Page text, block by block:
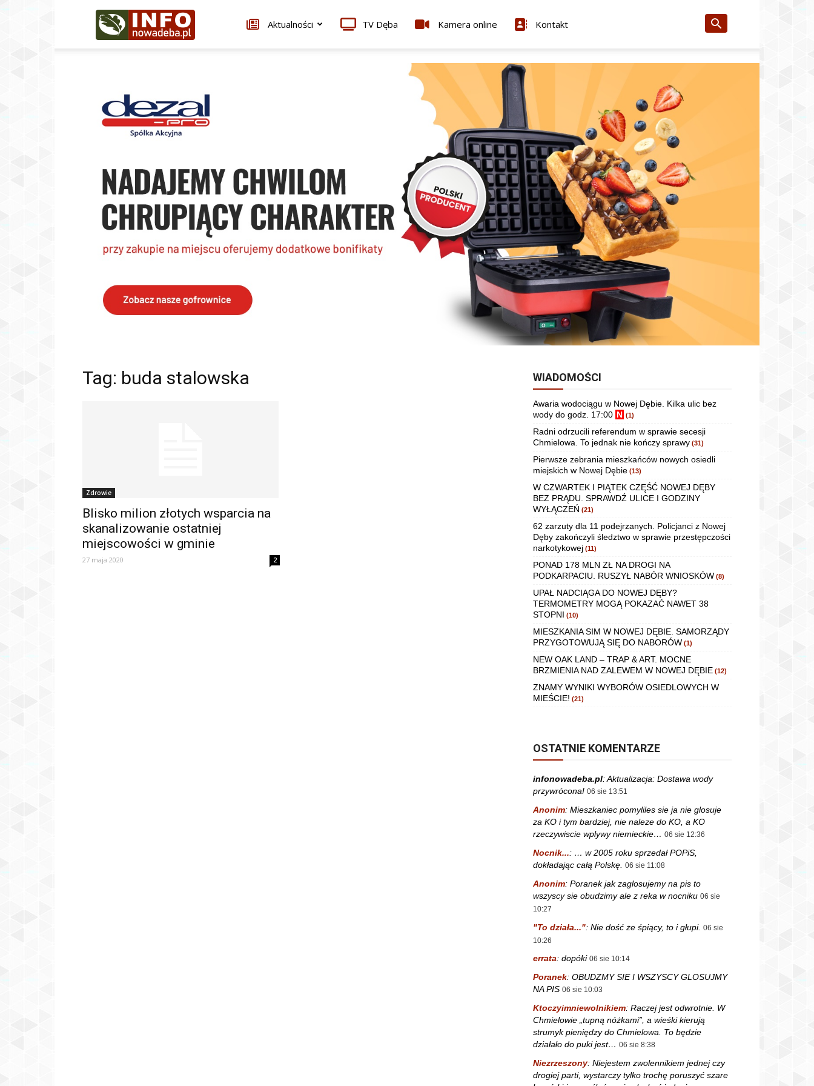
Infonowadeba.pl Aktualności TV Dęba Kamera online Kontakt
Tag: buda stalowska
Zdrowie
Blisko milion złotych wsparcia na
skanalizowanie ostatniej
miejscowości w gminie
27 maja 2020 2
WIADOMOŚCI
Awaria wodociągu w Nowej Dębie. Kilka ulic bez
wody do godz. 17:00 N (1)
Radni odrzucili referendum w sprawie secesji
Chmielowa. To jednak nie kończy sprawy (31)
Pierwsze zebrania mieszkańców nowych osiedli
miejskich w Nowej Dębie (13)
W CZWARTEK I PIĄTEK CZĘŚĆ NOWEJ DĘBY
BEZ PRĄDU. SPRAWDŹ ULICE I GODZINY
WYŁĄCZEŃ (21)
62 zarzuty dla 11 podejrzanych. Policjanci z Nowej
Dęby zakończyli śledztwo w sprawie przestępczości
narkotykowej (11)
PONAD 178 MLN ZŁ NA DROGI NA
PODKARPACIU. RUSZYŁ NABÓR WNIOSKÓW (8)
UPAŁ NADCIĄGA DO NOWEJ DĘBY?
TERMOMETRY MOGĄ POKAZAĆ NAWET 38
STOPNI (10)
MIESZKANIA SIM W NOWEJ DĘBIE. SAMORZĄDY
PRZYGOTOWUJĄ SIĘ DO NABORÓW (1)
NEW OAK LAND – TRAP & ART. MOCNE
BRZMIENIA NAD ZALEWEM W NOWEJ DĘBIE (12)
ZNAMY WYNIKI WYBORÓW OSIEDLOWYCH W
MIEŚCIE! (21)
OSTATNIE KOMENTARZE
infonowadeba.pl:Aktualizacja: Dostawa wody
przywrócona! 06 sie 13:51
Anonim: Mieszkaniec pomyliles sie ja nie glosuje
za KO i tym bardziej, nie naleze do KO, a KO
rzeczywiscie wplywy niemieckie… 06 sie 12:36
Nocnik...: … w 2005 roku sprzedał POPiS,
dokładając całą Polskę. 06 sie 11:08
Anonim: Poranek jak zaglosujemy na pis to
wszyscy sie obudzimy ale z reka w nocniku 06 sie
10:27
"To działa...": Nie dość że śpiący, to i głupi. 06 sie
10:26
errata: dopóki 06 sie 10:14
Poranek: OBUDZMY SIE I WSZYSCY GLOSUJMY
NA PIS 06 sie 10:03
Ktoczyimniewolnikiem: Raczej jest odwrotnie. W
Chmielowie „tupną nóżkami”, a wieśki kierują
strumyk pieniędzy do Chmielowa. To będzie
działało do puki jest… 06 sie 8:38
Niezrzeszony: Niejestem zwolennikiem jednej czy
drogiej parti, wystarczy tylko trochę poruszyć szare